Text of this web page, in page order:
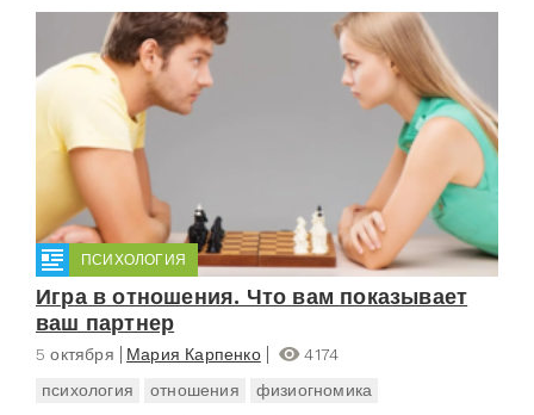
ПСИХОЛОГИЯ
Игра в отношения. Что вам показывает
ваш партнер
5 октября Мария Карпенко
4174
психология
отношения физиогномика